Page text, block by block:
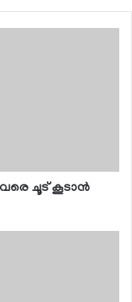
ചൂട് കൂടാന്‍